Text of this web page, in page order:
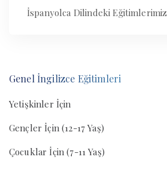
İspanyolca Dilindeki Eğitimlerimiz
Genel İngilizce Eğitimleri
Yetişkinler İçin
Gençler İçin (12-17 Yaş)
Çocuklar İçin (7-11 Yaş)